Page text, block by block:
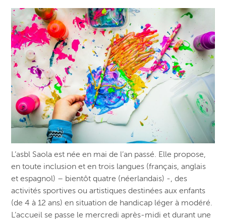
L’asbl Saola est née en mai de l’an passé. Elle propose,
en toute inclusion et en trois langues (français, anglais
et espagnol) – bientôt quatre (néerlandais) -, des
activités sportives ou artistiques destinées aux enfants
(de 4 à 12 ans) en situation de handicap léger à modéré.
L’accueil se passe le mercredi après-midi et durant une